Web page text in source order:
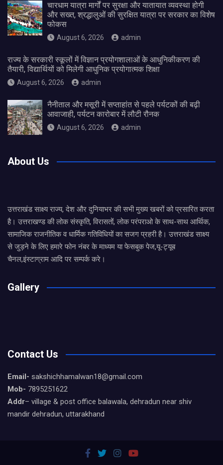
चारधाम यात्रा मार्गों पर सुरक्षा और यातायात व्यवस्था होगी
और सख्त, श्रद्धालुओं की सुरक्षित यात्रा पर सरकार का विशेष
फोकस
August 6, 2026 admin
राज्य के सरकारी स्कूलों में विज्ञान प्रयोगशालाओं के आधुनिकीकरण की
तैयारी, विद्यार्थियों को मिलेगी आधुनिक प्रयोगात्मक शिक्षा
August 6, 2026 admin
नैनीताल और मसूरी में सप्ताहांत से पहले पर्यटकों की बढ़ी
आवाजाही, पर्यटन कारोबार में लौटी रौनक
August 6, 2026 admin
About Us
उत्तराखंड साक्ष्य राज्य, देश और दुनियाभर की सभी मुख्य खबरों को प्रसारित करता
है। उत्तराखण्ड की लोक संस्कृति, विरासतों, लोक परंपराओ के साथ-साथ आर्थिक,
सामाजिक राजनीतिक व धार्मिक गतिविधियों का सजग प्रहरी है। उत्तराखंड साक्ष्य
से जुड़ने के लिए हमारे फोन नंबर के माध्यम या फेसबुक पेज,यू-ट्यूब
चैनल,इंस्टाग्राम आदि पर सम्पर्क करे।
Gallery
Contact Us
Email- sakshichhamalwan18@gmail.com
Mob- 7895251622
Addr– village & post office balawala, dehradun near shiv
mandir dehradun, uttarakhand